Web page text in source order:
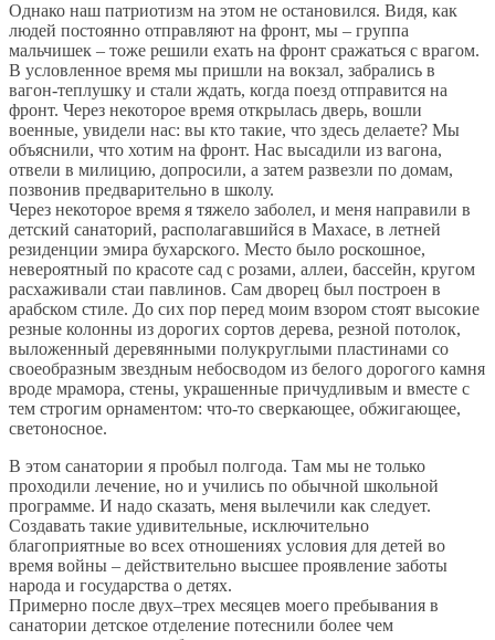
Однако наш патриотизм на этом не остановился. Видя, как
людей постоянно отправляют на фронт, мы – группа
мальчишек – тоже решили ехать на фронт сражаться с врагом.
В условленное время мы пришли на вокзал, забрались в
вагон-теплушку и стали ждать, когда поезд отправится на
фронт. Через некоторое время открылась дверь, вошли
военные, увидели нас: вы кто такие, что здесь делаете? Мы
объяснили, что хотим на фронт. Нас высадили из вагона,
отвели в милицию, допросили, а затем развезли по домам,
позвонив предварительно в школу.
Через некоторое время я тяжело заболел, и меня направили в
детский санаторий, располагавшийся в Махасе, в летней
резиденции эмира бухарского. Место было роскошное,
невероятный по красоте сад с розами, аллеи, бассейн, кругом
расхаживали стаи павлинов. Сам дворец был построен в
арабском стиле. До сих пор перед моим взором стоят высокие
резные колонны из дорогих сортов дерева, резной потолок,
выложенный деревянными полукруглыми пластинами со
своеобразным звездным небосводом из белого дорогого камня
вроде мрамора, стены, украшенные причудливым и вместе с
тем строгим орнаментом: что-то сверкающее, обжигающее,
светоносное.
В этом санатории я пробыл полгода. Там мы не только
проходили лечение, но и учились по обычной школьной
программе. И надо сказать, меня вылечили как следует.
Создавать такие удивительные, исключительно
благоприятные во всех отношениях условия для детей во
время войны – действительно высшее проявление заботы
народа и государства о детях.
Примерно после двух–трех месяцев моего пребывания в
санатории детское отделение потеснили более чем